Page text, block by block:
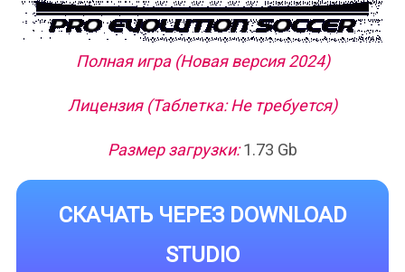
Полная игра (Новая версия 2024)
Лицензия (Таблетка: Не требуется)
Размер загрузки:1.73 Gb
СКАЧАТЬ ЧЕРЕЗ DOWNLOAD
STUDIO